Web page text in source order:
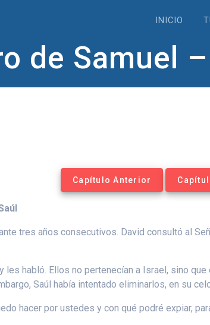
INICIO
de Samuel
Capítulo Anterior
tres años consecutivos. David consultó al
les habló. Ellos no pertenecían a Israel, sino
Saúl había intentado eliminarlos, en su
hacer por ustedes y con qué podré expiar,